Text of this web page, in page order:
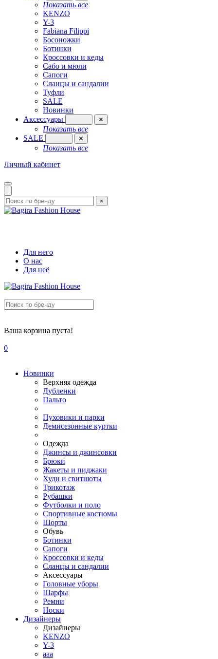
Показать все
KENZO
Y-3
Fabiana Filippi
Босоножки
Ботинки
Кроссовки и кеды
Сабо и мюли
Сапоги
Сланцы и сандалии
Туфли
SALE
Новинки
Аксессуары
✕
Показать все
SALE
✕
Показать все
Личный кабинет
×
Для него
О нас
Для неё
Ваша корзина пуста!
0
Новинки
Верхняя одежда
Дубленки
Пальто
Пуховики и парки
Демисезонные куртки
Одежда
Джинсы и джинсовки
Брюки
Жакеты и пиджаки
Худи и свитшоты
Трикотаж
Рубашки
Футболки и поло
Спортивные костюмы
Шорты
Обувь
Ботинки
Сапоги
Кроссовки и кеды
Сланцы и сандалии
Аксессуары
Головные уборы
Шарфы
Ремни
Носки
Дизайнеры
Дизайнеры
KENZO
Y-3
aaa